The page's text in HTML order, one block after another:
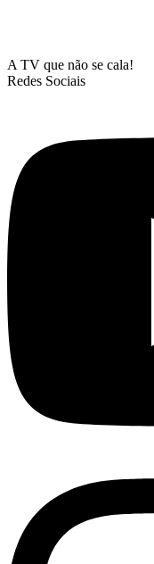
A TV que não se cala!
Redes Sociais